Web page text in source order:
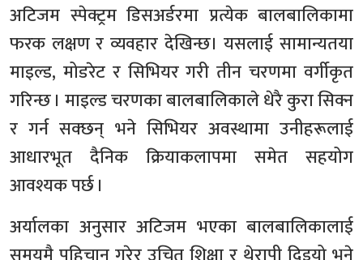
अटिजम स्पेक्ट्रम डिसअर्डरमा प्रत्येक बालबालिकामा
फरक लक्षण र व्यवहार देखिन्छ। यसलाई सामान्यतया
माइल्ड, मोडरेट र सिभियर गरी तीन चरणमा वर्गीकृत
गरिन्छ । माइल्ड चरणका बालबालिकाले धेरै कुरा सिक्न
र गर्न सक्छन् भने सिभियर अवस्थामा उनीहरूलाई
आधारभूत दैनिक क्रियाकलापमा समेत सहयोग
आवश्यक पर्छ ।
अर्यालका अनुसार अटिजम भएका बालबालिकालाई